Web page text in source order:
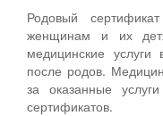
Родовый
женщинам и их
медицинские
после родов.
за оказанные
сертификатов.